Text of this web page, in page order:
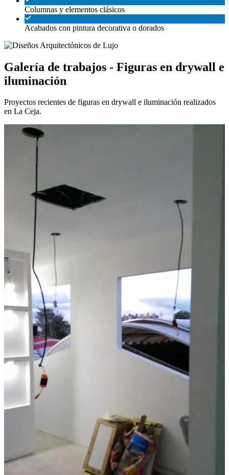
Columnas y elementos clásicos
Acabados con pintura decorativa o dorados
Galería de trabajos - Figuras en drywall e
iluminación
Proyectos recientes de figuras en drywall e iluminación realizados
en La Ceja.